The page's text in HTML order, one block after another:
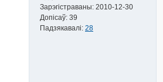
Зарэгістраваны: 2010-12-30
Допісаў: 39
Падзякавалі: 28